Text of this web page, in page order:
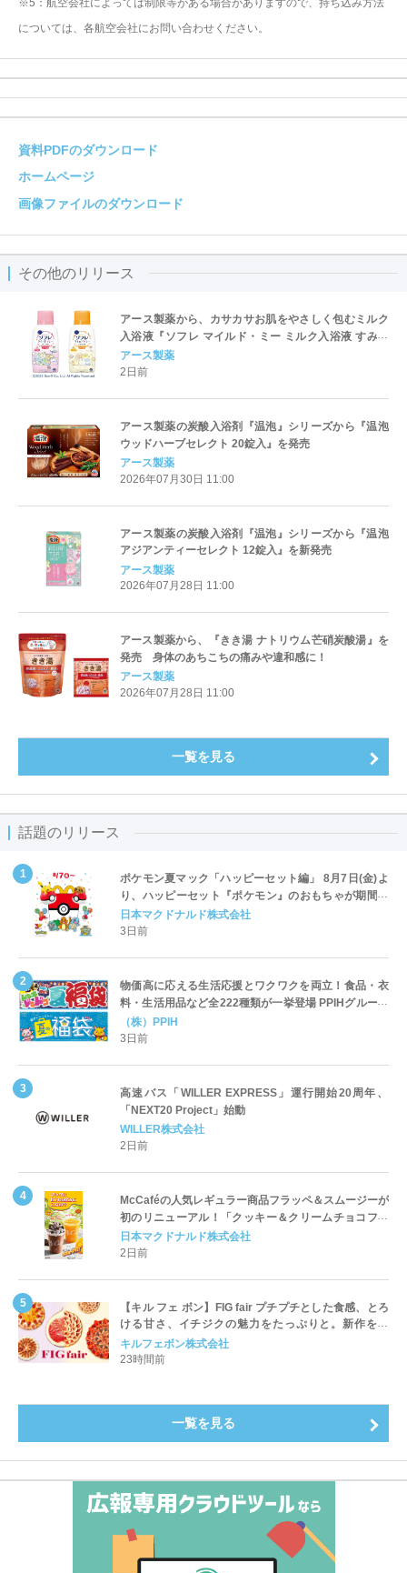
※5：航空会社によっては制限等がある場合がありますので、持ち込み方法
については、各航空会社にお問い合わせください。
資料PDFのダウンロード
ホームページ
画像ファイルのダウンロード
その他のリリース
アース製薬から、カサカサお肌をやさしく包むミルク
入浴液『ソフレ マイルド・ミー ミルク入浴液 すみっ
コぐらしデザイン』を数量限定で新発売
アース製薬
2日前
アース製薬の炭酸入浴剤『温泡』シリーズから『温泡
ウッドハーブセレクト 20錠入』を発売
アース製薬
2026年07月30日 11:00
アース製薬の炭酸入浴剤『温泡』シリーズから『温泡
アジアンティーセレクト 12錠入』を新発売
アース製薬
2026年07月28日 11:00
アース製薬から、『きき湯 ナトリウム芒硝炭酸湯』を
発売 身体のあちこちの痛みや違和感に！
アース製薬
2026年07月28日 11:00
一覧を見る
話題のリリース
ポケモン夏マック「ハッピーセット編」 8月7日(金)よ
り、ハッピーセット『ポケモン』のおもちゃが期間限
定登場
日本マクドナルド株式会社
3日前
物価高に応える生活応援とワクワクを両立！食品・衣
料・生活用品など全222種類が一挙登場 PPIHグループ
「夏福袋」＆セール 8月6日(木)より順次スタート
（株）PPIH
3日前
高速バス「WILLER EXPRESS」運行開始20周年、
「NEXT20 Project」始動
WILLER株式会社
2日前
McCaféの人気レギュラー商品フラッペ＆スムージーが
初のリニューアル！「クッキー＆クリームチョコフラ
ッペ」「マンゴースムージー」8月5日（水）から販売
開始
日本マクドナルド株式会社
2日前
【キル フェ ボン】FIG fair プチプチとした食感、とろ
ける甘さ、イチジクの魅力をたっぷりと。新作を含
め、イチジク尽くしの全4種が登場8月20日（木）スタ
ート
キルフェボン株式会社
23時間前
一覧を見る